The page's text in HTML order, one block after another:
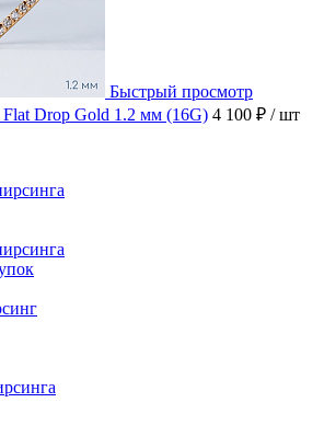
Быстрый просмотр
Drop Gold 1.2 мм (16G) 4 100 ₽ / шт